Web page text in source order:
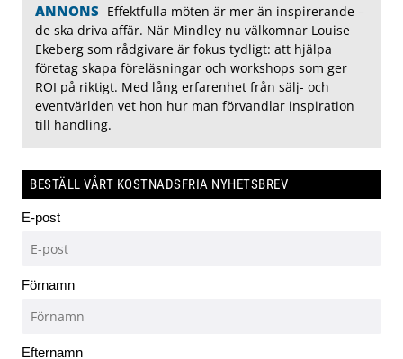
ANNONS Effektfulla möten är mer än inspirerande –
de ska driva affär. När Mindley nu välkomnar Louise
Ekeberg som rådgivare är fokus tydligt: att hjälpa
företag skapa föreläsningar och workshops som ger
ROI på riktigt. Med lång erfarenhet från sälj- och
eventvärlden vet hon hur man förvandlar inspiration
till handling.
BESTÄLL VÅRT KOSTNADSFRIA NYHETSBREV
E-post
Förnamn
Efternamn